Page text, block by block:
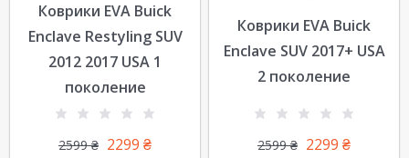
Коврики EVA Buick
Enclave Restyling SUV
2012 2017 USA 1
поколение
2599₴ 2299 ₴
Коврики EVA Buick
Enclave SUV 2017+ USA
2 поколение
2599₴ 2299 ₴